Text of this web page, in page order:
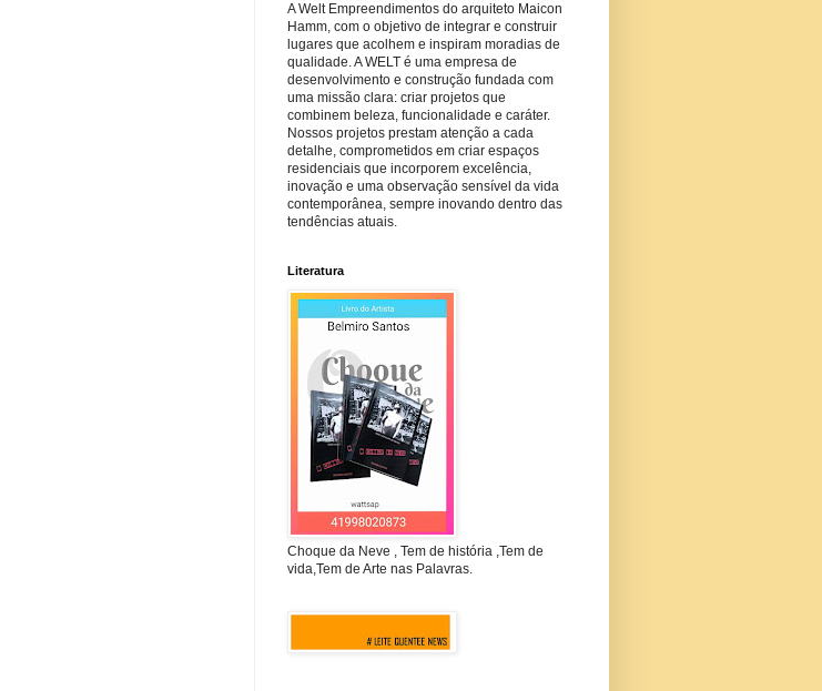
A Welt Empreendimentos do arquiteto Maicon
Hamm, com o objetivo de integrar e construir
lugares que acolhem e inspiram moradias de
qualidade. A WELT é uma empresa de
desenvolvimento e construção fundada com
uma missão clara: criar projetos que
combinem beleza, funcionalidade e caráter.
Nossos projetos prestam atenção a cada
detalhe, comprometidos em criar espaços
residenciais que incorporem excelência,
inovação e uma observação sensível da vida
contemporânea, sempre inovando dentro das
tendências atuais.
Literatura
Choque da Neve , Tem de história ,Tem de
vida,Tem de Arte nas Palavras.